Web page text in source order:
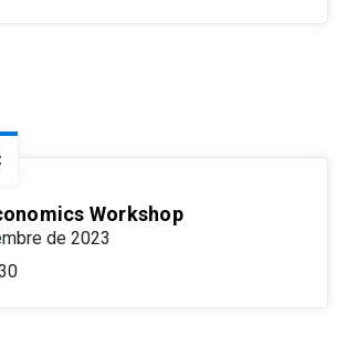
Workshop
de 2023